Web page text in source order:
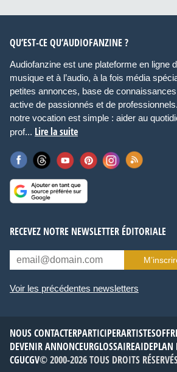
QU’EST-CE QU’AUDIOFANZINE ?
Audiofanzine est une plateforme en ligne
musique et à l’audio, à la fois média
petites annonces, base de
active de passionnés et de
notre vocation est simple : aider au
prof... Lire la suite
RECEVEZ NOTRE NEWSLETTER ÉDITORIALE
Voir les précédentes newsletters
NOUS CONTACTERPARTICIPERARTISTES
DEVENIR ANNONCEURGLOSSAIREAIDEPLAN
CGUCGV© 2000-2026 TOUS DROITS